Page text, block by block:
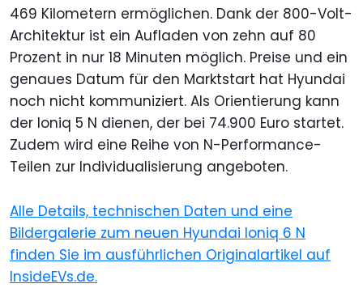
469 Kilometern ermöglichen. Dank der 800-Volt-
Architektur ist ein Aufladen von zehn auf 80
Prozent in nur 18 Minuten möglich. Preise und ein
genaues Datum für den Marktstart hat Hyundai
noch nicht kommuniziert. Als Orientierung kann
der Ioniq 5 N dienen, der bei 74.900 Euro startet.
Zudem wird eine Reihe von N-Performance-
Teilen zur Individualisierung angeboten.
Alle Details, technischen Daten und eine
Bildergalerie zum neuen Hyundai Ioniq 6 N
finden Sie im ausführlichen Originalartikel auf
InsideEVs.de.